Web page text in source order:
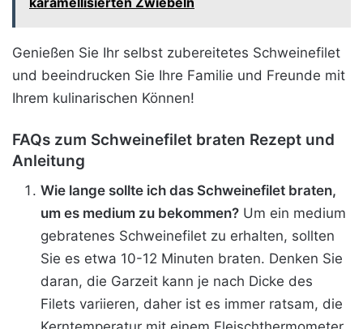
Genießen Sie Ihr selbst zubereitetes Schweinefilet
und beeindrucken Sie Ihre Familie und Freunde mit
Ihrem kulinarischen Können!
FAQs zum Schweinefilet braten Rezept und
Anleitung
Wie lange sollte ich das Schweinefilet braten,
um es medium zu bekommen? Um ein medium
gebratenes Schweinefilet zu erhalten, sollten
Sie es etwa 10-12 Minuten braten. Denken Sie
daran, die Garzeit kann je nach Dicke des
Filets variieren, daher ist es immer ratsam, die